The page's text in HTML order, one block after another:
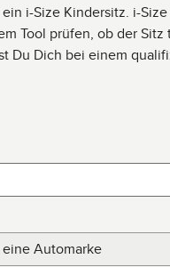
i-Size Kindersitz. i-
Tool prüfen, ob der
Du Dich bei einem